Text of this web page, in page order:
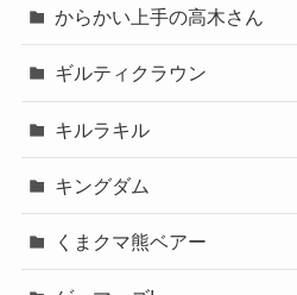
からかい上手の高木さん
ギルティクラウン
キルラキル
キングダム
くまクマ熊ベアー